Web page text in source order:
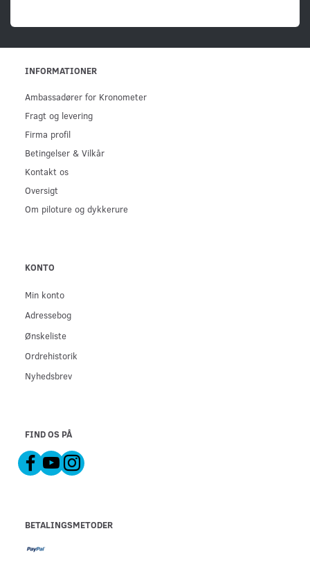
INFORMATIONER
Ambassadører for Kronometer
Fragt og levering
Firma profil
Betingelser & Vilkår
Kontakt os
Oversigt
Om piloture og dykkerure
KONTO
Min konto
Adressebog
Ønskeliste
Ordrehistorik
Nyhedsbrev
FIND OS PÅ
BETALINGSMETODER